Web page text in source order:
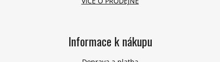
Informace k nákupu